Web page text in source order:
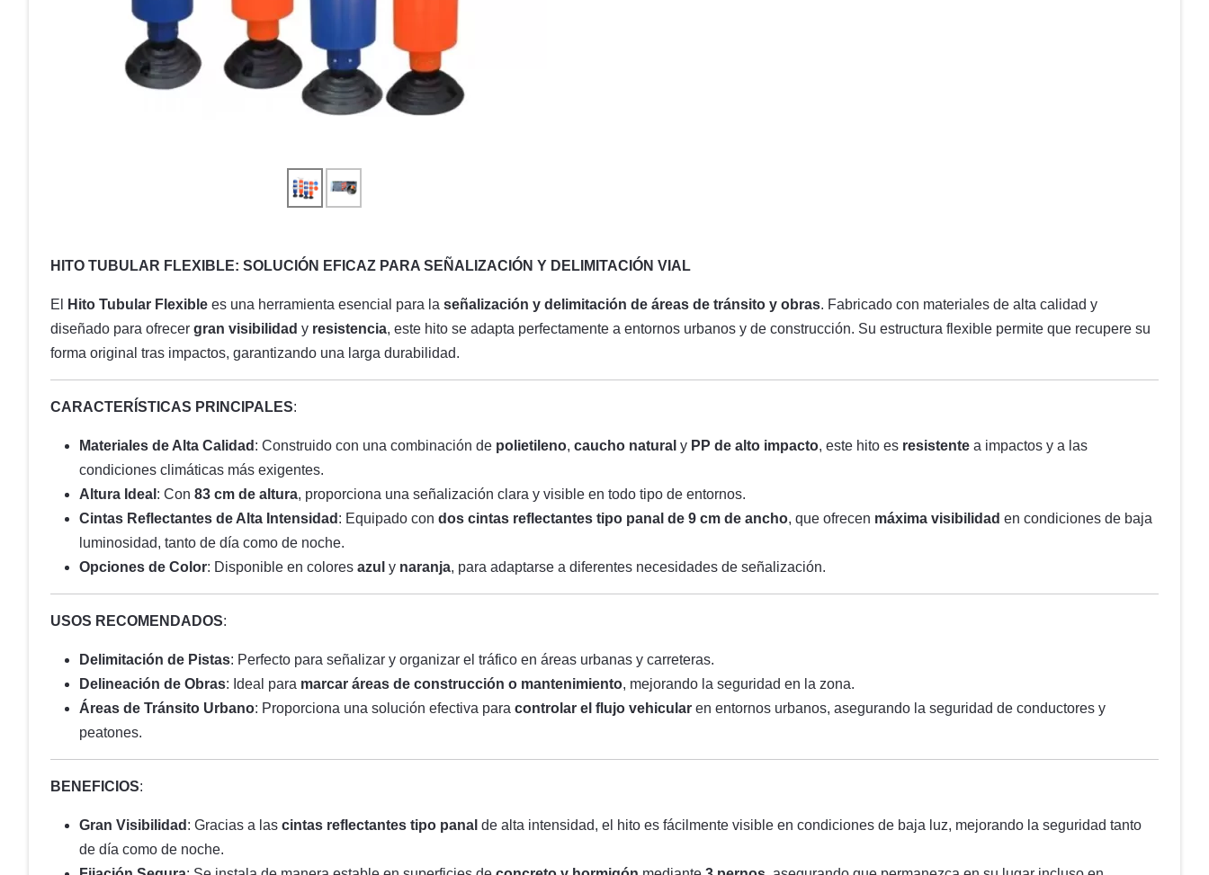
HITO TUBULAR FLEXIBLE: SOLUCIÓN EFICAZ PARA SEÑALIZACIÓN Y DELIMITACIÓN VIAL
El Hito Tubular Flexible es una herramienta esencial para la señalización y delimitación de áreas de tránsito y obras. Fabricado con materiales de alta calidad y
diseñado para ofrecer gran visibilidad y resistencia, este hito se adapta perfectamente a entornos urbanos y de construcción. Su estructura flexible permite que recupere su
forma original tras impactos, garantizando una larga durabilidad.
CARACTERÍSTICAS PRINCIPALES:
Materiales de Alta Calidad : Construido con una combinación de polietileno, caucho natural y PP de alto impacto, este hito es resistente a impactos y a las
condiciones climáticas más exigentes.
Altura Ideal : Con 83 cm de altura, proporciona una señalización clara y visible en todo tipo de entornos.
Cintas Reflectantes de Alta Intensidad : Equipado con dos cintas reflectantes tipo panal de 9 cm de ancho, que ofrecen máxima visibilidad en condiciones de baja
luminosidad, tanto de día como de noche.
Opciones de Color: Disponible en colores azul y naranja, para adaptarse a diferentes necesidades de señalización.
USOS RECOMENDADOS:
Delimitación de Pistas: Perfecto para señalizar y organizar el tráfico en áreas urbanas y carreteras.
Delineación de Obras: Ideal para marcar áreas de construcción o mantenimiento, mejorando la seguridad en la zona.
Áreas de Tránsito Urbano: Proporciona una solución efectiva para controlar el flujo vehicular en entornos urbanos, asegurando la seguridad de conductores y
peatones.
BENEFICIOS:
Gran Visibilidad : Gracias a las cintas reflectantes tipo panal de alta intensidad, el hito es fácilmente visible en condiciones de baja luz, mejorando la seguridad tanto
de día como de noche.